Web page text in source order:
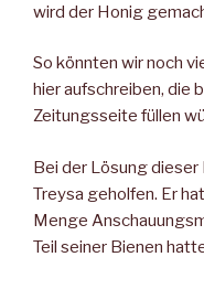
wird der Honig
So könnten wir noch
hier auf­schreiben, die
Zeitungsseite füllen
Bei der Lösung dieser
Treysa ge­holfen. Er
Menge
Teil seiner Bienen